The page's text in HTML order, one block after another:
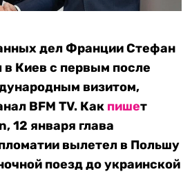
дел Франции Стефан
Киев с первым после
визитом,
BFM TV. Как пишет
12 января глава
вылетел в Польшу
поезд до украинской